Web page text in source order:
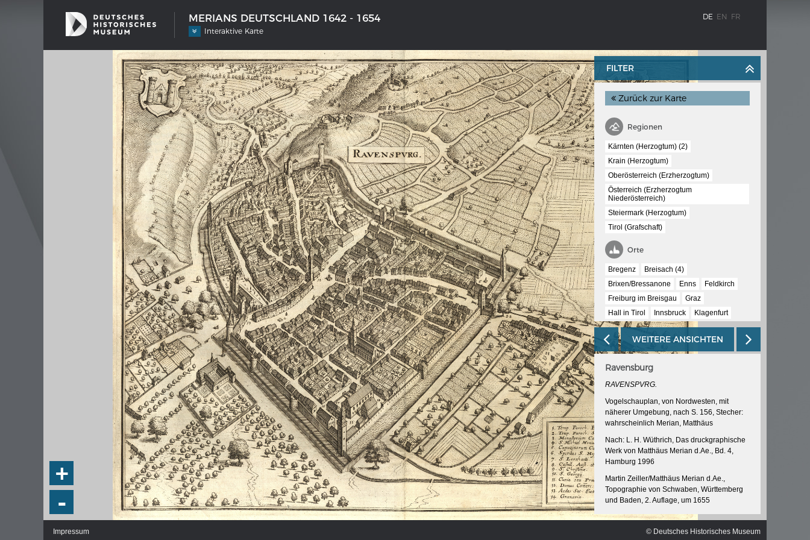
MERIANS DEUTSCHLAND 1642 - 1654
Interaktive Karte
DE EN FR
SCHIFFSTYPEN
Entwicklungen im europäischen
MERIANS DEUTSCHLAND 1642 - 1654
Interaktive Karte
Bildergalerie Topographia Germaniae
Impressum
Wissenswert
DER RHEIN VON BASEL BIS KOBLENZ
Ganz neue Vorstellung des Rheinstroms
1794
Details der historischen Rheinkarte
Deutsch-französische Geschichte am
Rhein
Chronologie der deutsch-französischen
Geschichte
KAISER KARL V.
Wappentafel mit den Wappen Kaiser
DIE NATIONALVERSAMMLUNG IN DER
PAULSKIRCHE 1848
Fraktionen und Abgeordnete
Details und Debatten
Politische Ziele der Fraktionen
Fragen und Antworten
WEIMAR: VOM WESEN UND WERT DER
DEMOKRATIE
Regierungsprogramm
+
-
FILTER
Zurück zur Karte
Regionen
Kärnten (Herzogtum) (2)
Krain (Herzogtum)
Oberösterreich (Erzherzogtum)
Österreich (Erzherzogtum
Niederösterreich)
Steiermark (Herzogtum)
Tirol (Grafschaft)
Orte
Bregenz
Breisach (4)
Brixen/Bressanone
Enns
Feldkirch
Freiburg im Breisgau
Graz
Hall in Tirol
Innsbruck
Klagenfurt
Linz
Ravensburg Reutlingen
Steyr
Trient/Trento
Wels Wien (5)
WEITERE ANSICHTEN
Ravensburg
RAVENSPVRG.
Vogelschauplan, von Nordwesten, mit
näherer Umgebung, nach S. 156, Stecher:
wahrscheinlich Merian, Matthäus
Nach: L. H. Wüthrich, Das druckgraphische
Werk von Matthäus Merian d.Ae., Bd. 4,
Hamburg 1996
Martin Zeiller/Matthäus Merian d.Ae.,
Topographie von Schwaben, Württemberg
und Baden, 2. Auflage, um 1655
InventarNr: RA 52/5038 -21<2>
© Deutsches Historisches Museum
Impressum © Deutsches Historisches Museum